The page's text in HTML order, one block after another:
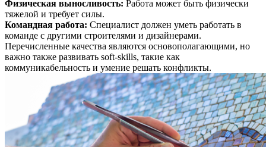
Физическая выносливость: Работа может быть физически
тяжелой и требует силы.
Командная работа: Специалист должен уметь работать в
команде с другими строителями и дизайнерами.
Перечисленные качества являются основополагающими, но
важно также развивать soft-skills, такие как
коммуникабельность и умение решать конфликты.